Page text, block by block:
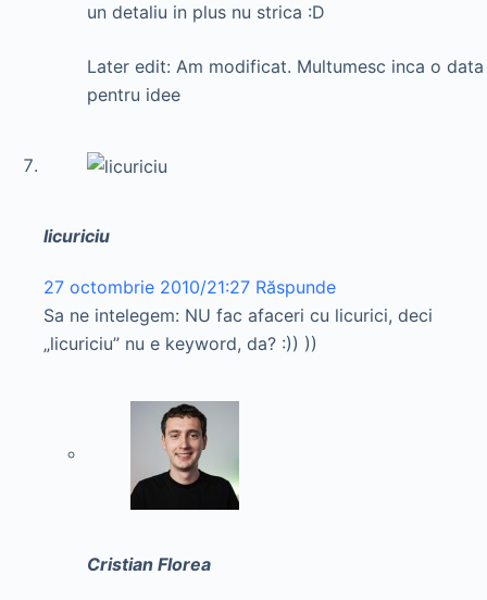
un detaliu in plus nu strica :D
Later edit: Am modificat. Multumesc inca o data
pentru idee
licuriciu
27 octombrie 2010/21:27 Răspunde
Sa ne intelegem: NU fac afaceri cu licurici, deci
„licuriciu” nu e keyword, da? :)) ))
Cristian Florea